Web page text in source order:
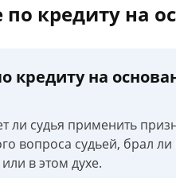
кредиту на
кредиту на
ли судья применить
вопроса судьей, брал
в этом духе.